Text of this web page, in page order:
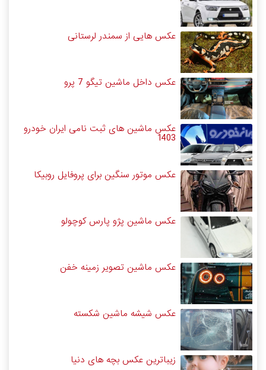
عکس هایی از سمندر لرستانی
عکس داخل ماشین تیگو 7 پرو
عکس ماشین های ثبت نامی ایران خودرو
1403
عکس موتور سنگین برای پروفایل روبیکا
عکس ماشین پژو پارس کوچولو
عکس ماشین تصویر زمینه خفن
عکس شیشه ماشین شکسته
زیباترین عکس بچه های دنیا